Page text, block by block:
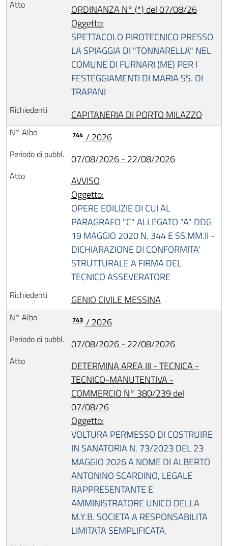
ORDINANZA N° (*) del 07/08/26
Oggetto:
SPETTACOLO PIROTECNICO PRESSO
LA SPIAGGIA DI "TONNARELLA" NEL
COMUNE DI FURNARI (ME) PER I
FESTEGGIAMENTI DI MARIA SS. DI
TRAPANI
CAPITANERIA DI PORTO MILAZZO
744 / 2026
07/08/2026 - 22/08/2026
AVVISO
Oggetto:
OPERE EDILIZIE DI CUI AL
PARAGRAFO "C" ALLEGATO "A" DDG
19 MAGGIO 2020 N. 344 E SS.MM.II -
DICHIARAZIONE DI CONFORMITA'
STRUTTURALE A FIRMA DEL
TECNICO ASSEVERATORE
GENIO CIVILE MESSINA
743 / 2026
07/08/2026 - 22/08/2026
DETERMINA AREA III - TECNICA -
TECNICO-MANUTENTIVA -
COMMERCIO N° 380/239 del
07/08/26
Oggetto:
VOLTURA PERMESSO DI COSTRUIRE
IN SANATORIA N. 73/2023 DEL 23
MAGGIO 2026 A NOME DI ALBERTO
ANTONINO SCARDINO, LEGALE
RAPPRESENTANTE E
AMMINISTRATORE UNICO DELLA
M.Y.B. SOCIETA A RESPONSABILITA
LIMITATA SEMPLIFICATA.